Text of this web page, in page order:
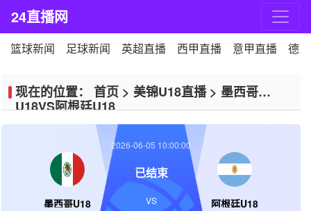
24直播网
篮球新闻 足球新闻 英超直播 西甲直播 意甲直播 德
现在的位置： 首页 > 美锦U18直播> 墨西哥
U18VS阿根廷U18
墨西哥U18 阿根廷U18
2026-06-05 10:00:00
已结束
VS